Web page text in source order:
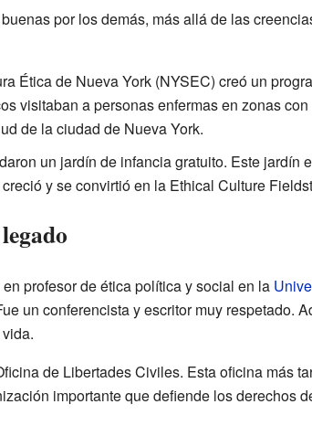
por los demás, más allá de las
Ética de Nueva York (NYSEC) creó un
visitaban a personas enfermas en zonas
de la ciudad de Nueva York.
un jardín de infancia gratuito. Este jardín
y se convirtió en la Ethical Culture
profesor de ética política y social en la
un conferencista y escritor muy respetado.
de Libertades Civiles. Esta oficina más
importante que defiende los derechos